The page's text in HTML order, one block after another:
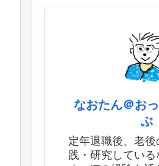
なおたん＠お
ぶ
定年退職後、老
践・研究してい